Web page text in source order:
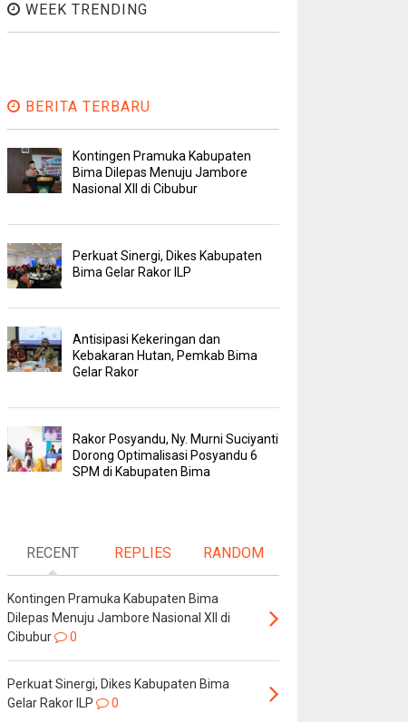
WEEK TRENDING
BERITA TERBARU
Kontingen Pramuka Kabupaten
Bima Dilepas Menuju Jambore
Nasional XII di Cibubur
Perkuat Sinergi, Dikes Kabupaten
Bima Gelar Rakor ILP
Antisipasi Kekeringan dan
Kebakaran Hutan, Pemkab Bima
Gelar Rakor
Rakor Posyandu, Ny. Murni Suciyanti
Dorong Optimalisasi Posyandu 6
SPM di Kabupaten Bima
RECENT REPLIES RANDOM
Kontingen Pramuka Kabupaten Bima
Dilepas Menuju Jambore Nasional XII di
Cibubur
0
Perkuat Sinergi, Dikes Kabupaten Bima
Gelar Rakor ILP
0